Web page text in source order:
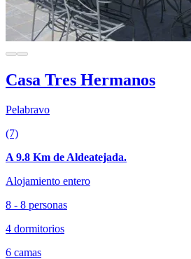
Casa Tres Hermanos
Pelabravo
(7)
A 9.8 Km de Aldeatejada.
Alojamiento entero
8 - 8 personas
4 dormitorios
6 camas